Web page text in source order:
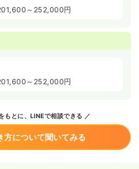
～252,000円
～252,000円
もとに、LINEで相談できる
方について聞いてみる